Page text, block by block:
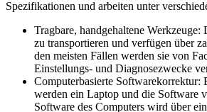
Spezifikationen und arbeiten unter
Tragbare, handgehaltene Werkzeuge:
zu transportieren und verfügen über
den meisten Fällen werden sie von
Einstellungs- und Diagnosezwecke
Computerbasierte Softwarekorrektur:
werden ein Laptop und die Software
Software des Computers wird über